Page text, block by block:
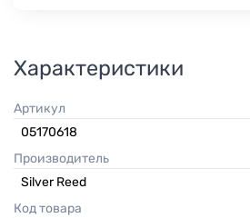
Характеристики
Артикул
05170618
Производитель
Silver Reed
Код товара